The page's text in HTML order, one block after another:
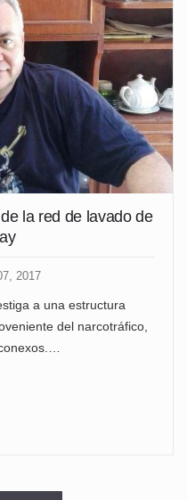
la red de lavado de
2017
a una estructura
del narcotráfico,